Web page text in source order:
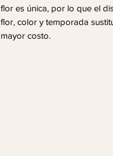
flor es única, por lo que el
flor, color y temporada
mayor costo.